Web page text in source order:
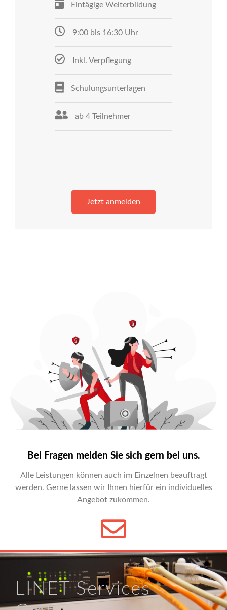
Eintägige Weiterbildung
9:00 bis 16:30 Uhr
Inkl. Verpflegung
Schulungsunterlagen
ab 4 Teilnehmer
Jetzt anmelden
Bei Fragen melden Sie sich gern bei uns.
Alle Leistungen können auch im Einzelnen beauftragt
werden. Gerne lassen wir Ihnen hierfür ein individuelles
Angebot zukommen.
LINET Services